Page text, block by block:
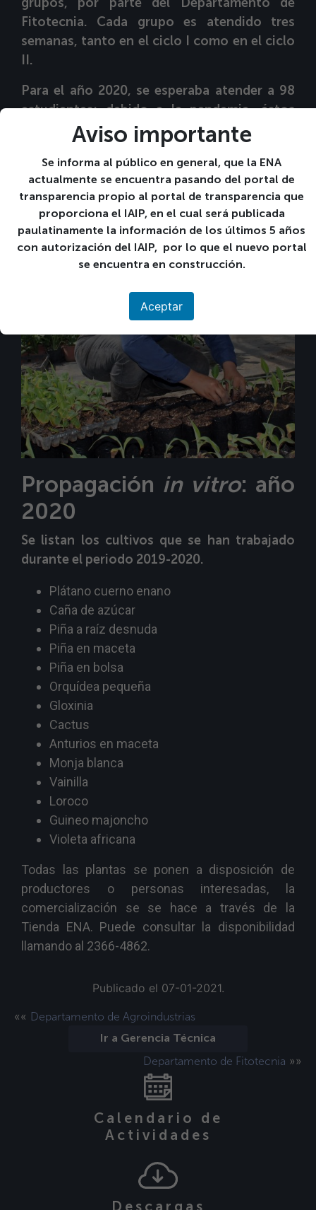
Aviso importante
Se informa al público en general, que la ENA
actualmente se encuentra pasando del portal de
transparencia propio al portal de transparencia que
proporciona el IAIP, en el cual será publicada
paulatinamente la información de los últimos 5 años
con autorización del IAIP, por lo que el nuevo portal
se encuentra en construcción.
Aceptar
grupos, por parte del Departamento de
Fitotecnia. Cada grupo es atendido tres
semanas, tanto en el ciclo I como en el ciclo
II.
Para el año 2020, se esperaba atender a 98
estudiantes; debido a la pandemia, éstos
serán atendidos en forma virtual del 16 de
noviembre al 11 de diciembre.
Propagación in vitro: año
2020
Se listan los cultivos que se han trabajado
durante el periodo 2019-2020.
Plátano cuerno enano
Caña de azúcar
Piña a raíz desnuda
Piña en maceta
Piña en bolsa
Orquídea pequeña
Gloxinia
Cactus
Anturios en maceta
Monja blanca
Vainilla
Loroco
Guineo majoncho
Violeta africana
Todas las plantas se ponen a disposición de
productores o personas interesadas, la
comercialización se se hace a través de la
Tienda ENA. Puede consultar la disponibilidad
llamando al 2366-4862.
Publicado el 07-01-2021.
«« Departamento de Agroindustrias
Ir a Gerencia Técnica
Departamento de Fitotecnia »»
Calendario de
Actividades